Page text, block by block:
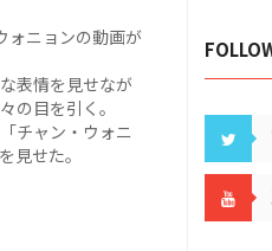
ォニョンの動画が
表情を見せなが
の目を引く。
チャン・ウォニ
見せた。